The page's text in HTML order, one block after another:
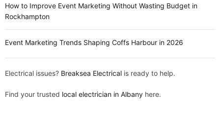
How to Improve Event Marketing Without Wasting Budget in
Rockhampton
Event Marketing Trends Shaping Coffs Harbour in 2026
Electrical issues? Breaksea Electrical is ready to help.
Find your trusted local electrician in Albany here.